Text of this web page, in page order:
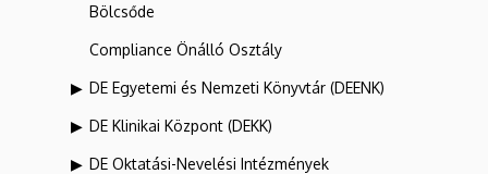
Bölcsőde
Compliance Önálló Osztály
DE Egyetemi és Nemzeti Könyvtár (DEENK)
DE Klinikai Központ (DEKK)
DE Oktatási-Nevelési Intézmények